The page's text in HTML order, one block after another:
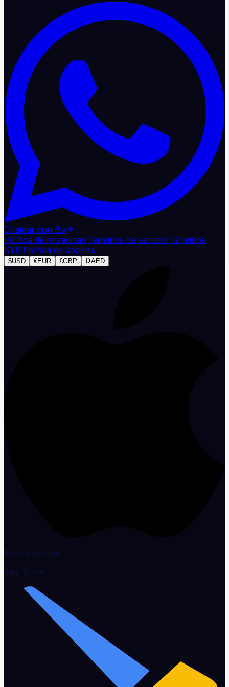
Chatear con Bix
Política de privacidad·Términos de servicio·Términos
KYB·Política de cookies
$USD €EUR £GBP AED
Próximamente
App Store